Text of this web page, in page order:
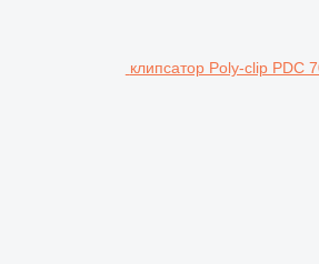
клипсатор Poly-clip PDC